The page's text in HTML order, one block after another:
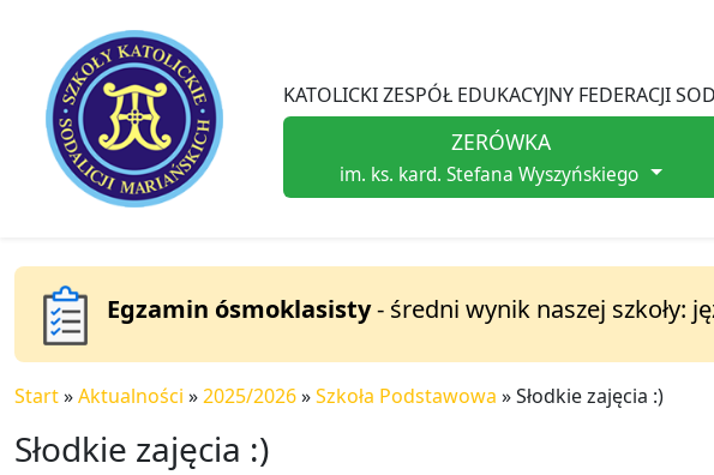
KATOLICKI ZESPÓŁ EDUKACYJNY FEDERACJI
ZERÓWKA
im. ks. kard. Stefana Wyszyńskiego
Egzamin ósmoklasisty- średni wynik naszej szkoły:
Start»Aktualności »2025/2026»Szkoła Podstawowa »Słodkie zajęcia :)
Słodkie zajęcia :)